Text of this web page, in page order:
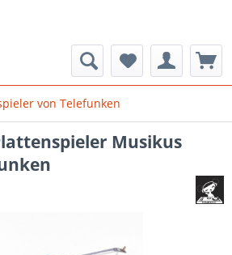
von Telefunken
Musikus